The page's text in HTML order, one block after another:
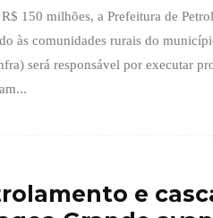
150 milhões, a Prefeitura de
às comunidades rurais do
será responsável por executar
e